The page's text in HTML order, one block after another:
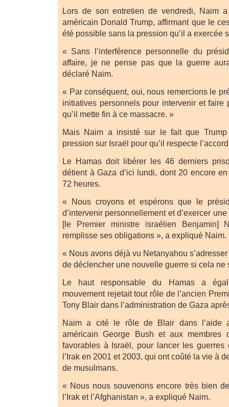
Lors de son entretien de vendredi, Naim
américain Donald Trump, affirmant que le
été possible sans la pression qu’il a exercée
« Sans l’interférence personnelle du
affaire, je ne pense pas que la guerre
déclaré Naim.
« Par conséquent, oui, nous remercions le
initiatives personnels pour intervenir et faire
qu’il mette fin à ce massacre. »
Mais Naim a insisté sur le fait que
pression sur Israël pour qu’il respecte
Le Hamas doit libérer les 46 derniers
détient à Gaza d’ici lundi, dont 20 encore
72 heures.
« Nous croyons et espérons que le
d’intervenir personnellement et d’exercer
[le Premier ministre israélien Benjamin]
remplisse ses obligations », a expliqué Naim.
« Nous avons déjà vu Netanyahou
de déclencher une nouvelle guerre si cela ne
Le haut responsable du Hamas a
mouvement rejetait tout rôle de l’ancien
Tony Blair dans l’administration de Gaza
Naim a cité le rôle de Blair dans l’aide
américain George Bush et aux membres
favorables à Israël, pour lancer les guerres
l’Irak en 2001 et 2003, qui ont coûté la vie à
de musulmans.
« Nous nous souvenons encore très bien
l’Irak et l’Afghanistan », a expliqué Naim.